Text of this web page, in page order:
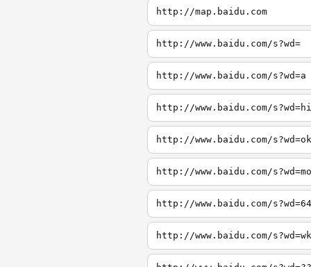
http://map.baidu.com
http://www.baidu.com/s?wd=
http://www.baidu.com/s?wd=a
http://www.baidu.com/s?wd=hi
http://www.baidu.com/s?wd=ok
http://www.baidu.com/s?wd=mo
http://www.baidu.com/s?wd=64
http://www.baidu.com/s?wd=wk